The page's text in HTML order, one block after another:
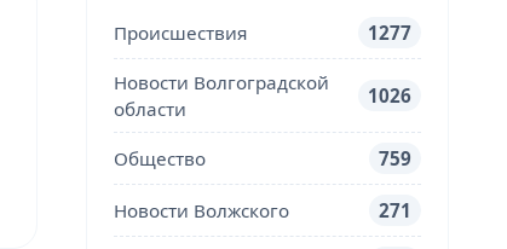
Происшествия 1277
Новости Волгоградской
области
1026
Общество 759
Новости Волжского 271